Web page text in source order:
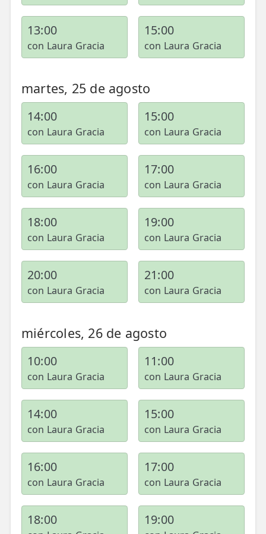
CONTACTO
☎️ 91 005 23 63
📧 Contacta
ESPECIALIDADES
🩻 Fisioterapia Traumatológica
😧 Fisioterapia ATM
🦴 Osteopatía
🫶 Suelo Pélvico
💆 Masajes Madrid
🏅 Fisioterapia Deportiva
🧠 Fisioterapia Neurológica
🧍 Fisioterapia Vestibular
🫁 Fisioterapia Respiratoria
👶 Fisioterapia Pediátrica
TRATAMIENTOS
✅ Punción Seca
✅ Ondas de Choque
✅ EPTE - EPI
✨ Fisioestética
✨ Drenaje Linfático Manual
13:00
con Laura Gracia
15:00
con Laura Gracia
martes, 25 de agosto
14:00
con Laura Gracia
15:00
con Laura Gracia
16:00
con Laura Gracia
17:00
con Laura Gracia
18:00
con Laura Gracia
19:00
con Laura Gracia
20:00
con Laura Gracia
21:00
con Laura Gracia
miércoles, 26 de agosto
10:00
con Laura Gracia
11:00
con Laura Gracia
14:00
con Laura Gracia
15:00
con Laura Gracia
16:00
con Laura Gracia
17:00
con Laura Gracia
18:00 19:00